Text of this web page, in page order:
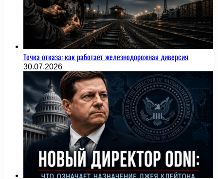
Точка отказа: как работает железнодорожная диверсия
30.07.2026